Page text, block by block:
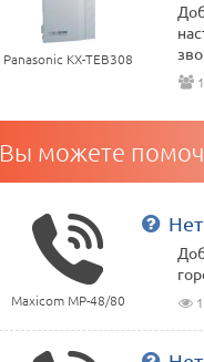
Panasonic KX-TEB308
1
Вы можете
Maxicom MP-48/80